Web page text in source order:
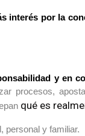
interés por la
y en
procesos,
qué es
personal y familiar.